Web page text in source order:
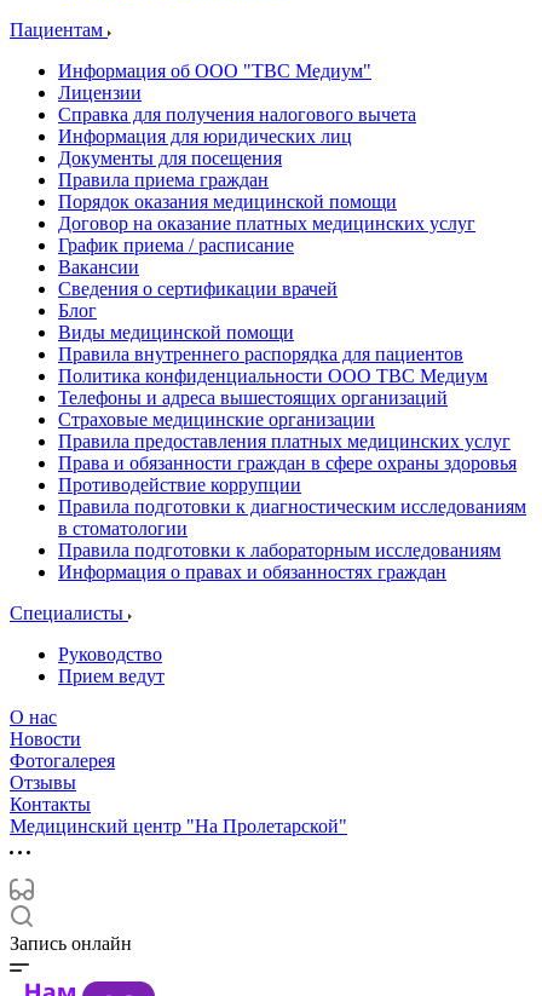
Пациентам
Информация об ООО "ТВС Медиум"
Лицензии
Справка для получения налогового вычета
Информация для юридических лиц
Документы для посещения
Правила приема граждан
Порядок оказания медицинской помощи
Договор на оказание платных медицинских услуг
График приема / расписание
Вакансии
Сведения о сертификации врачей
Блог
Виды медицинской помощи
Правила внутреннего распорядка для пациентов
Политика конфиденциальности ООО ТВС Медиум
Телефоны и адреса вышестоящих организаций
Страховые медицинские организации
Правила предоставления платных медицинских услуг
Права и обязанности граждан в сфере охраны здоровья
Противодействие коррупции
Правила подготовки к диагностическим исследованиям
в стоматологии
Правила подготовки к лабораторным исследованиям
Информация о правах и обязанностях граждан
Специалисты
Руководство
Прием ведут
О нас
Новости
Фотогалерея
Отзывы
Контакты
Медицинский центр "На Пролетарской"
Запись онлайн